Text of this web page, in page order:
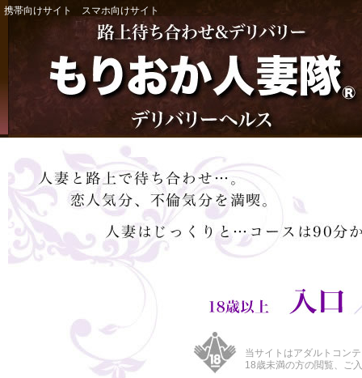
携帯向けサイト スマホ向けサイト
当サイトはアダルトコン
18歳未満の方の閲覧、ご